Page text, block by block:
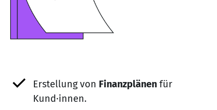
Erstellung von Finanzplänen für
Kund·innen.